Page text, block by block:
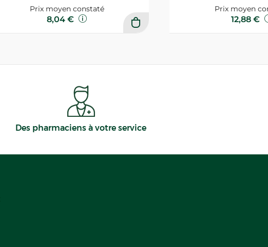
Prix moyen constaté
8,04 €
Prix moyen
12,88 €
Des pharmaciens à votre service